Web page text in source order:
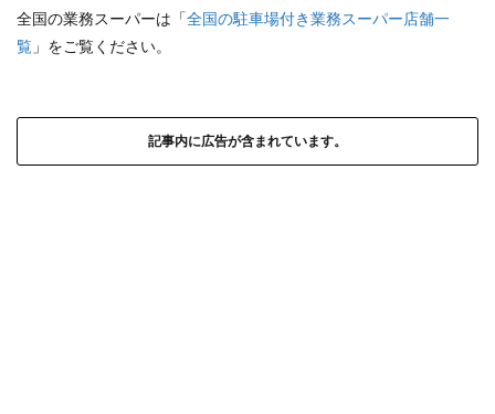
全国の業務スーパーは「全国の駐車場付き業務スーパー店舗一
覧 」をご覧ください。
記事内に広告が含まれています。